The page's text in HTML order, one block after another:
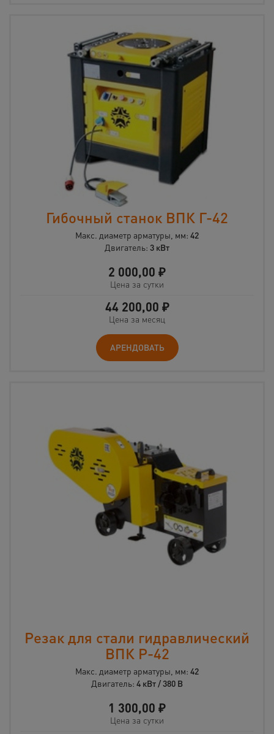
Гибочный станок ВПК Г-42
Макс. диаметр арматуры, мм: 42
Двигатель: 3 кВт
2 000,00 ₽
Цена за сутки
44 200,00 ₽
Цена за месяц
АРЕНДОВАТЬ
Резак для стали гидравлический
ВПК Р-42
Макс. диаметр арматуры, мм: 42
Двигатель: 4 кВт / 380 В
1 300,00 ₽
Цена за сутки